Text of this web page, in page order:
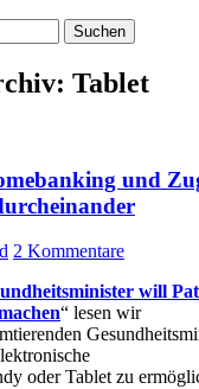
Tablet
und
2 Kommentare
will
“ lesen wir
oder Tablet zu